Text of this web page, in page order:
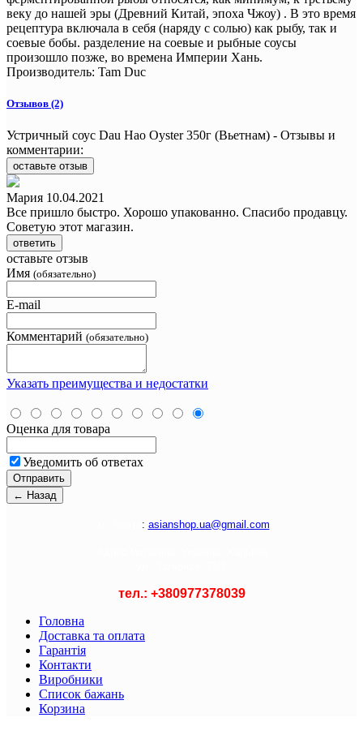
веку до нашей эры (Древний Китай, эпоха Чжоу) . В это время
рецептура включала в себя (наряду с солью) как рыбу, так и
соевые бобы. разделение на соевые и рыбные соусы
произошло позже, во времена Империи Хань.
Производитель: Tam Duc
Отзывов (2)
Устричный соус Dau Hao Oyster 350г (Вьетнам) - Отзывы и
комментарии:
оставьте отзыв
Мария 10.04.2021
Все пришло быстро. Хорошо упакованно. Спасибо продавцу.
Советую этот магазин.
ответить
оставьте отзыв
Имя (обязательно)
E-mail
Комментарий (обязательно)
Указать преимущества и недостатки
Оценка для товара
Уведомить об ответах
: asianshop.ua@gmail.com
тел.: +380977378039
Головна
Доставка та оплата
Гарантія
Контакти
Виробники
Список бажань
Корзина